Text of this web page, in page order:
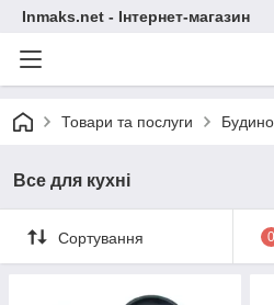
Inmaks.net - Інтернет-магазин
Товари та послуги
Все для кухні
Сортування 0